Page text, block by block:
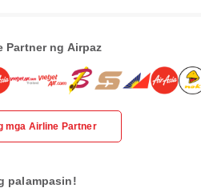
Partner ng Airpaz
mga Airline Partner
palampasin!